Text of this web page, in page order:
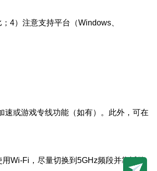
4）注意支持平台（Windows、
或游戏专线功能（如有）。此外，可在
Wi-Fi，尽量切换到5GHz频段并靠近路